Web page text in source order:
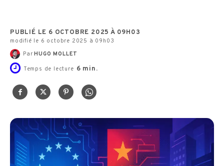
PUBLIÉ LE 6 OCTOBRE 2025 À 09H03
modifié le 6 octobre 2025 à 09h03
Par HUGO MOLLET
Temps de lecture 6 min.